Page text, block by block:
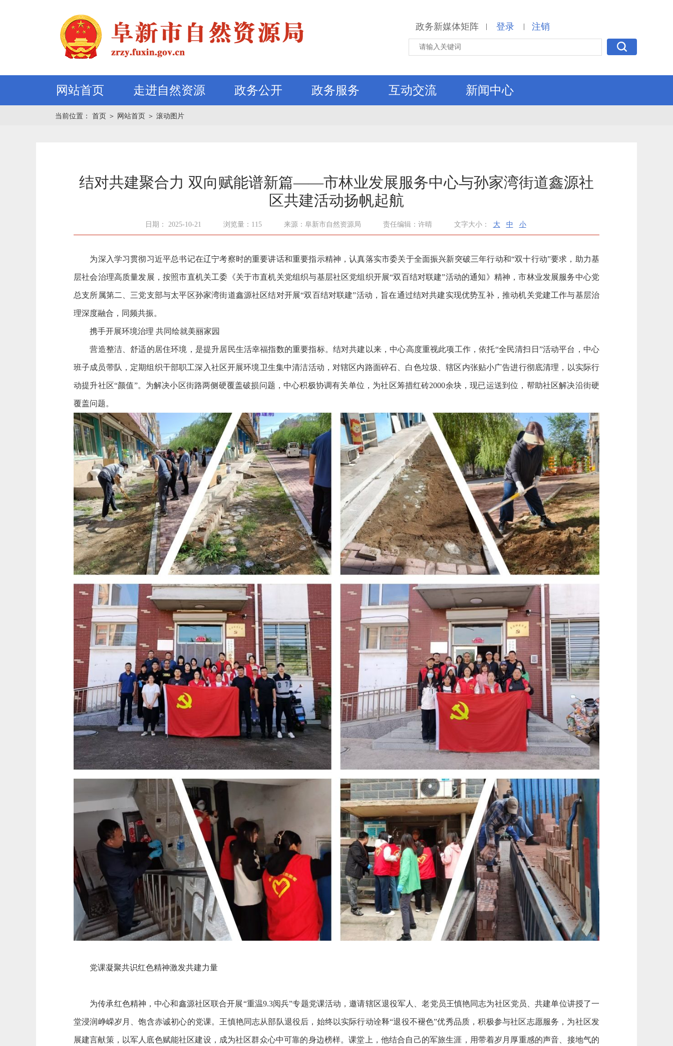
政务新媒体矩阵 | 登录 | 注销
网站首页 走进自然资源 政务公开 政务服务 互动交流 新闻中心
当前位置： 首页 ＞ 网站首页 ＞ 滚动图片
结对共建聚合力 双向赋能谱新篇——市林业发展服务中心与孙家湾街道鑫源社
区共建活动扬帆起航
日期： 2025-10-21 浏览量：115 来源：阜新市自然资源局 责任编辑：许晴 文字大小： 大 中 小
为深入学习贯彻习近平总书记在辽宁考察时的重要讲话和重要指示精神，认真落实市委关于全面振兴新突破三年行动和“双十行动”要求，助力基
层社会治理高质量发展，按照市直机关工委《关于市直机关党组织与基层社区党组织开展“双百结对联建”活动的通知》精神，市林业发展服务中心党
总支所属第二、三党支部与太平区孙家湾街道鑫源社区结对开展“双百结对联建”活动，旨在通过结对共建实现优势互补，推动机关党建工作与基层治
理深度融合，同频共振。
携手开展环境治理 共同绘就美丽家园
营造整洁、舒适的居住环境，是提升居民生活幸福指数的重要指标。结对共建以来，中心高度重视此项工作，依托“全民清扫日”活动平台，中心
班子成员带队，定期组织干部职工深入社区开展环境卫生集中清洁活动，对辖区内路面碎石、白色垃圾、辖区内张贴小广告进行彻底清理，以实际行
动提升社区“颜值”。为解决小区街路两侧硬覆盖破损问题，中心积极协调有关单位，为社区筹措红砖2000余块，现已运送到位，帮助社区解决沿街硬
覆盖问题。
党课凝聚共识红色精神激发共建力量
为传承红色精神，中心和鑫源社区联合开展“重温9.3阅兵”专题党课活动，邀请辖区退役军人、老党员王慎艳同志为社区党员、共建单位讲授了一
堂浸润峥嵘岁月、饱含赤诚初心的党课。王慎艳同志从部队退役后，始终以实际行动诠释“退役不褪色”优秀品质，积极参与社区志愿服务，为社区发
展建言献策，以军人底色赋能社区建设，成为社区群众心中可靠的身边榜样。课堂上，他结合自己的军旅生涯，用带着岁月厚重感的声音、接地气的